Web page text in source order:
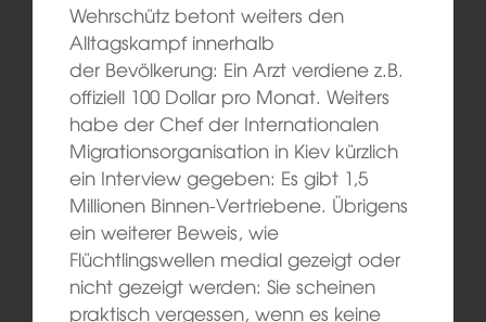
Wehrschütz betont weiters den
Alltagskampf innerhalb
der Bevölkerung: Ein Arzt verdiene z.B.
offiziell 100 Dollar pro Monat. Weiters
habe der Chef der Internationalen
Migrationsorganisation in Kiev kürzlich
ein Interview gegeben: Es gibt 1,5
Millionen Binnen-Vertriebene. Übrigens
ein weiterer Beweis, wie
Flüchtlingswellen medial gezeigt oder
nicht gezeigt werden: Sie scheinen
praktisch vergessen, wenn es keine